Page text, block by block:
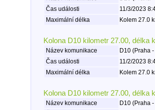
Čas události
11/3/2023
Maximální délka
Kolem 27.0
Kolona D10 kilometr 27.00, délka
Název komunikace
D10 (Praha
Čas události
11/2/2023
Maximální délka
Kolem 27.0
Kolona D10 kilometr 27.00, délka
Název komunikace
D10 (Praha